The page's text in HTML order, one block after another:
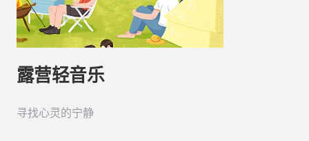
露营轻音乐
寻找心灵的宁静